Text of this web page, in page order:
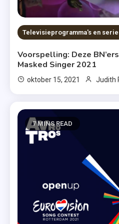
Televisieprogramma's en
Voorspelling: Deze
Masked Singer 2021
oktober 15, 2021 Judith
7 MINS READ